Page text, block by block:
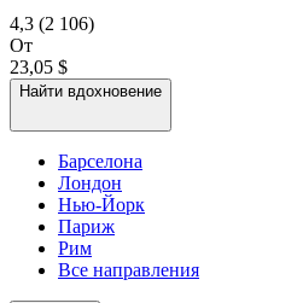
4,3 (2 106)
От
23,05 $
Найти вдохновение
Барселона
Лондон
Нью-Йорк
Париж
Рим
Все направления